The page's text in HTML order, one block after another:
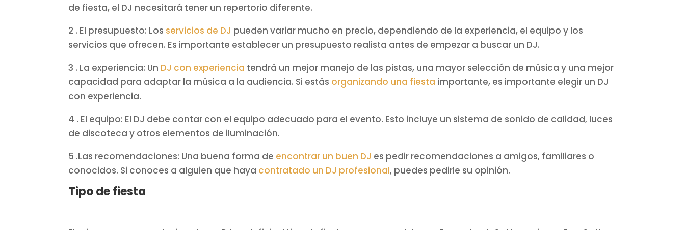
de fiesta, el DJ necesitará tener un repertorio diferente.
2 . El presupuesto: Los servicios de DJ pueden variar mucho en precio, dependiendo de la experiencia, el equipo y los
servicios que ofrecen. Es importante establecer un presupuesto realista antes de empezar a buscar un DJ.
3 . La experiencia: Un DJ con experiencia tendrá un mejor manejo de las pistas, una mayor selección de música y una mejor
capacidad para adaptar la música a la audiencia. Si estás organizando una fiesta importante, es importante elegir un DJ
con experiencia.
4 . El equipo: El DJ debe contar con el equipo adecuado para el evento. Esto incluye un sistema de sonido de calidad, luces
de discoteca y otros elementos de iluminación.
5 .Las recomendaciones: Una buena forma de encontrar un buen DJ es pedir recomendaciones a amigos, familiares o
conocidos. Si conoces a alguien que haya contratado un DJ profesional, puedes pedirle su opinión.
Tipo de fiesta